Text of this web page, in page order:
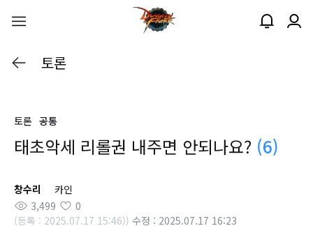
토론
토론 공통
태초악세 리롤권 내주면 안되나요? (6)
창수리
카인
3,499
0
(등록 : 2025.07.17 15:46)) 수정 : 2025.07.17 16:23